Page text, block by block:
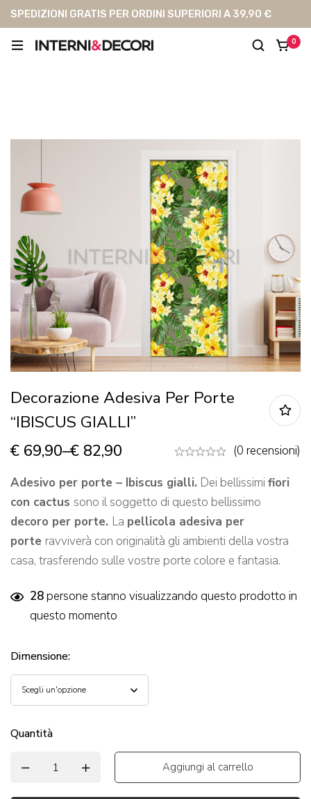
SPEDIZIONI GRATIS PER ORDINI SUPERIORI A 39,90 €
0
Decorazione Adesiva Per Porte
“IBISCUS GIALLI”
€ 69,90–€ 82,90
(0 recensioni)
Adesivo per porte – Ibiscus gialli. Dei bellissimi fiori
con cactus sono il soggetto di questo bellissimo
decoro per porte. La pellicola adesiva per
porte ravviverà con originalità gli ambienti della vostra
casa, trasferendo sulle vostre porte colore e fantasia.
28persone stanno visualizzando questo prodotto in
questo momento
Dimensione:
Quantità
Aggiungi al carrello